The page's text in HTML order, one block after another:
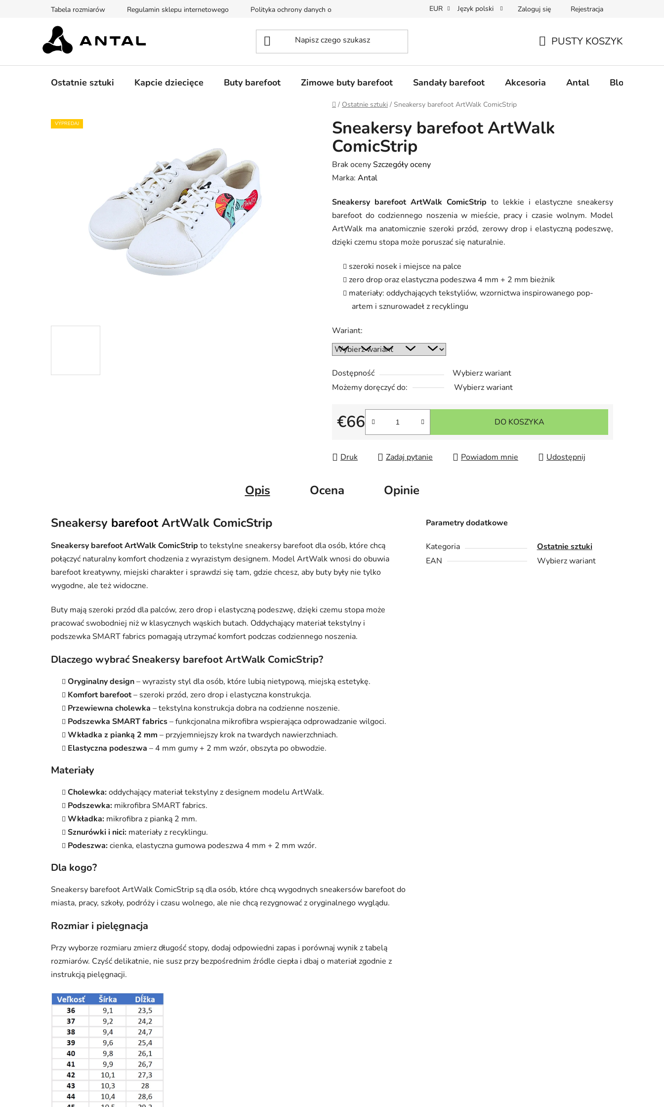
Tabela rozmiarów Regulamin sklepu internetowego Polityka ochrony danych osobowych Dostępność i czas realizacji zamówienia Zwroty i reklamacje
EUR Język polski Zaloguj się Rejestracja
PUSTY KOSZYK
Ostatnie sztuki Kapcie dziecięce Buty barefoot Zimowe buty barefoot Sandały barefoot Akcesoria Antal Blog
Home
/ Ostatnie sztuki / Sneakersy barefoot ArtWalk ComicStrip
Sneakersy barefoot ArtWalk
ComicStrip
Średnia
ocena
wynosi
0,0
na
5
Brak ocenySzczegóły oceny
Marka: Antal
Sneakersy barefoot ArtWalk ComicStrip to lekkie i elastyczne sneakersy
barefoot do codziennego noszenia w mieście, pracy i czasie wolnym. Model
ArtWalk ma anatomicznie szeroki przód, zerowy drop i elastyczną podeszwę,
dzięki czemu stopa może poruszać się naturalnie.
szeroki nosek i miejsce na palce
zero drop oraz elastyczna podeszwa 4 mm + 2 mm bieżnik
materiały: oddychających tekstyliów, wzornictwa inspirowanego pop-
artem i sznurowadeł z recyklingu
Wariant:
Dostępność
Wybierz wariant
Możemy doręczyć do:
Wybierz wariant
€66
Cena jednostkowa:
DO KOSZYKA
Druk Zadaj pytanie Powiadom mnie Udostępnij
VÝPREDAJ
Opis Ocena Opinie
Sneakersy barefootArtWalk ComicStrip
Sneakersy barefoot ArtWalk ComicStrip to tekstylne sneakersy barefoot dla osób, które chcą
połączyć naturalny komfort chodzenia z wyrazistym designem. Model ArtWalk wnosi do obuwia
barefoot kreatywny, miejski charakter i sprawdzi się tam, gdzie chcesz, aby buty były nie tylko
wygodne, ale też widoczne.
Buty mają szeroki przód dla palców, zero drop i elastyczną podeszwę, dzięki czemu stopa może
pracować swobodniej niż w klasycznych wąskich butach. Oddychający materiał tekstylny i
podszewka SMART fabrics pomagają utrzymać komfort podczas codziennego noszenia.
Dlaczego wybrać Sneakersy barefoot ArtWalk ComicStrip?
Oryginalny design– wyrazisty styl dla osób, które lubią nietypową, miejską estetykę.
Komfort barefoot– szeroki przód, zero drop i elastyczna konstrukcja.
Przewiewna cholewka – tekstylna konstrukcja dobra na codzienne noszenie.
Podszewka SMART fabrics– funkcjonalna mikrofibra wspierająca odprowadzanie wilgoci.
Wkładka z pianką 2 mm – przyjemniejszy krok na twardych nawierzchniach.
Elastyczna podeszwa – 4 mm gumy + 2 mm wzór, obszyta po obwodzie.
Materiały
Cholewka:oddychający materiał tekstylny z designem modelu ArtWalk.
Podszewka: mikrofibra SMART fabrics.
Wkładka: mikrofibra z pianką 2 mm.
Sznurówki i nici: materiały z recyklingu.
Podeszwa:cienka, elastyczna gumowa podeszwa 4 mm + 2 mm wzór.
Dla kogo?
Sneakersy barefoot ArtWalk ComicStrip są dla osób, które chcą wygodnych sneakersów barefoot do
miasta, pracy, szkoły, podróży i czasu wolnego, ale nie chcą rezygnować z oryginalnego wyglądu.
Rozmiar i pielęgnacja
Przy wyborze rozmiaru zmierz długość stopy, dodaj odpowiedni zapas i porównaj wynik z tabelą
rozmiarów. Czyść delikatnie, nie susz przy bezpośrednim źródle ciepła i dbaj o materiał zgodnie z
instrukcją pielęgnacji.
Parametry dodatkowe
Kategoria
Ostatnie sztuki
EAN
Wybierz wariant